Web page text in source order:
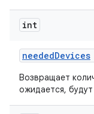
int
neededDevices
Возвращает
ожидается,